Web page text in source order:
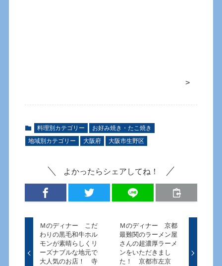
>
料理別カテゴリー
お好み焼き・たこ焼き
地域別カテゴリー
大阪府 大阪市生野区
よかったらシェアしてね！
Ｍのディナー こだ
わりの黒毛和牛ホル
モンが素晴らしくリ
ーズナブルな地元で
大人気のお店！ 寺
Ｍのディナー 京都
最難関のラーメン屋
さんの超濃厚ラーメ
ンをいただきまし
た！ 京都市左京